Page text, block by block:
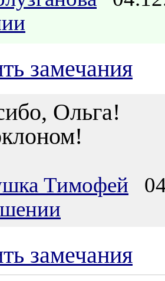
замечания
Ольга!
Тимофей
замечания